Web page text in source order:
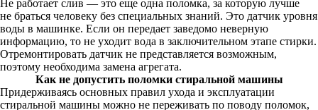
Не работает слив — это еще одна поломка, за которую лучше
не браться человеку без специальных знаний. Это датчик уровня
воды в машинке. Если он передает заведомо неверную
информацию, то не уходит вода в заключительном этапе стирки.
Отремонтировать датчик не представляется возможным,
поэтому необходима замена агрегата.
Как не допустить поломки стиральной машины
Придерживаясь основных правил ухода и эксплуатации
стиральной машины можно не переживать по поводу поломок,